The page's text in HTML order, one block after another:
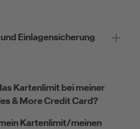
Einlagensicherung
Kartenlimit bei meiner
& More Credit Card?
Kartenlimit/meinen